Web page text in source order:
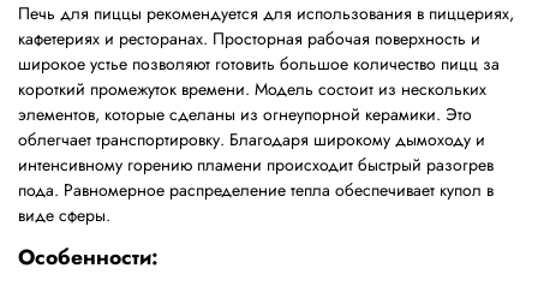
Печь для пиццы рекомендуется для использования в пиццериях,
кафетериях и ресторанах. Просторная рабочая поверхность и
широкое устье позволяют готовить большое количество пицц за
короткий промежуток времени. Модель состоит из нескольких
элементов, которые сделаны из огнеупорной керамики. Это
облегчает транспортировку. Благодаря широкому дымоходу и
интенсивному горению пламени происходит быстрый разогрев
пода. Равномерное распределение тепла обеспечивает купол в
виде сферы.
Особенности: